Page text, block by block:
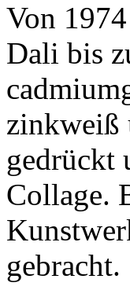
Von
Dali bis
zinkweiß
gedrückt
Collage.
gebracht.